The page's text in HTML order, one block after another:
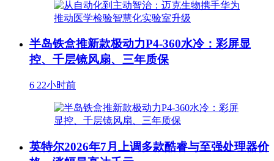
半岛铁盒推新款极动力P4-360水冷：彩屏显
控、千层镜风扇、三年质保
6 22小时前
英特尔2026年7月上调多款酷睿与至强处理器价